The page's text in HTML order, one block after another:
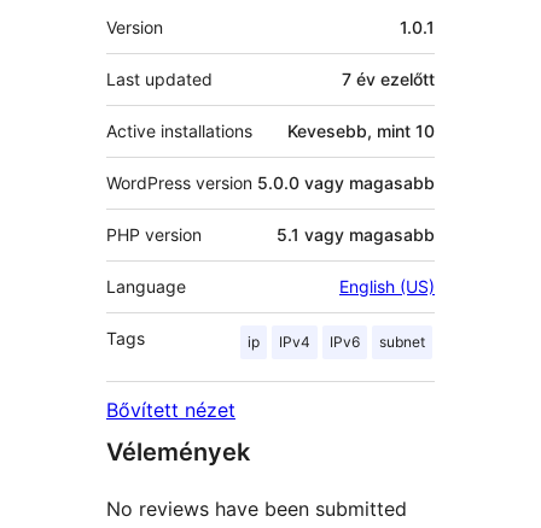
Meta
Version 1.0.1
Last updated 7 év ezelőtt
Active installations Kevesebb, mint 10
WordPress version 5.0.0 vagy magasabb
PHP version 5.1 vagy magasabb
Language English (US)
Tags ip IPv4 IPv6 subnet
Bővített nézet
Vélemények
No reviews have been submitted